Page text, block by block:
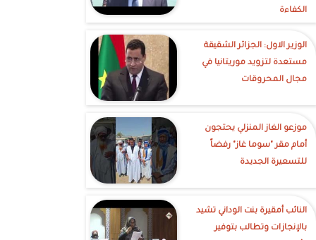
الكفاءة
الوزير الاول: الجزائر الشقيقة
مستعدة لتزويد موريتانيا في
مجال المحروقات
موزعو الغاز المنزلي يحتجون
أمام مقر "سوما غاز" رفضاً
للتسعيرة الجديدة
النائب أمقيرة بنت الوداني تشيد
بالإنجازات وتطالب بتوفير